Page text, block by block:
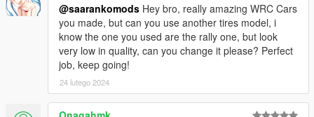
@saarankomods Hey bro, really amazing WRC Cars
you made, but can you use another tires model, i
know the one you used are the rally one, but look
very low in quality, can you change it please? Perfect
job, keep going!
24 lutego 2024